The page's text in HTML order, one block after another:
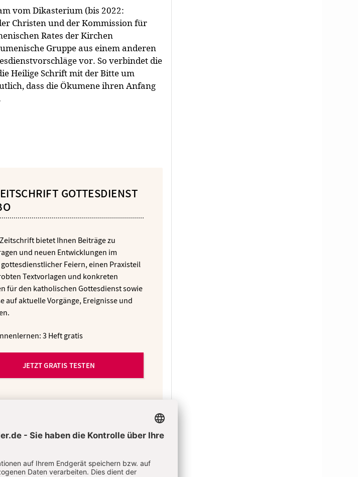
vom Dikasterium (bis 2022:
Christen und der Kommission für
Rates der Kirchen
Gruppe aus einem anderen
vor. So verbindet die
Heilige Schrift mit der Bitte um
dass die Ökumene ihren Anfang
GOTTESDIENST
bietet Ihnen Beiträge zu
und neuen Entwicklungen im
gottesdienstlicher Feiern, einen Praxisteil
Textvorlagen und konkreten
für den katholischen Gottesdienst sowie
auf aktuelle Vorgänge, Ereignisse und
3 Heft gratis
JETZT GRATIS TESTEN